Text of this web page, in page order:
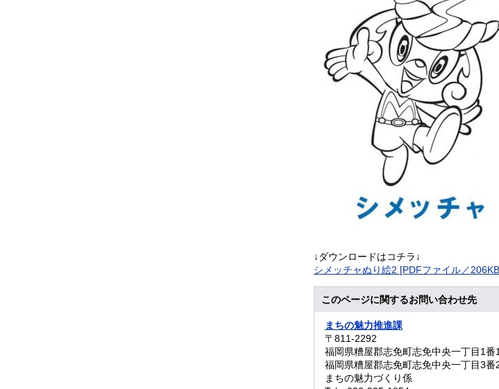
↓ダウンロードはコチラ↓
シメッチャぬり絵2 [PDFファイル／
このページに関するお問い合わせ先
まちの魅力推進課
〒811-2292
福岡県糟屋郡志免町志免中央一丁目1番
福岡県糟屋郡志免町志免中央一丁目3番
まちの魅力づくり係